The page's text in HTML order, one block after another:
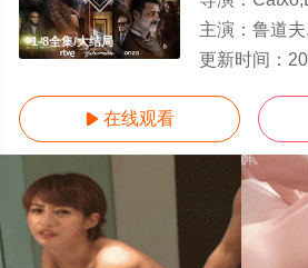
1-8全集/大结局
主演： 鲁道夫,桑丘,乌戈·席尔
更新时间：
 在线观看